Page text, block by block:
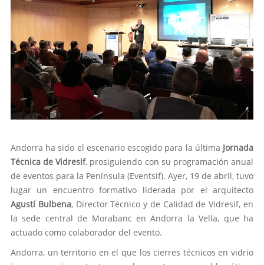
Andorra ha sido el escenario escogido para la última Jornada
Técnica de Vidresif, prosiguiendo con su programación anual
de eventos para la Península (Eventsif). Ayer, 19 de abril, tuvo
lugar un encuentro formativo liderada por el arquitecto
Agustí Bulbena, Director Técnico y de Calidad de Vidresif, en
la sede central de Morabanc en Andorra la Vella, que ha
actuado como colaborador del evento.
Andorra, un territorio en el que los cierres técnicos en vidrio